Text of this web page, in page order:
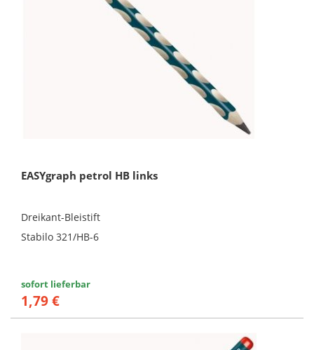
EASYgraph petrol HB links
Dreikant-Bleistift
Stabilo 321/HB-6
sofort lieferbar
1,79 €